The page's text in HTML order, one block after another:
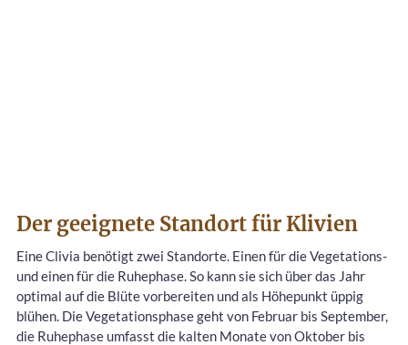
Der geeignete Standort für Klivien
Eine Clivia benötigt zwei Standorte. Einen für die Vegetations-
und einen für die Ruhephase. So kann sie sich über das Jahr
optimal auf die Blüte vorbereiten und als Höhepunkt üppig
blühen. Die Vegetationsphase geht von Februar bis September,
die Ruhephase umfasst die kalten Monate von Oktober bis